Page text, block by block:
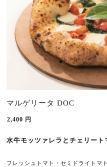
マルゲリータ DOC
2,400 円
水牛モッツァレラとチェリート
フレッシュトマト・セミドライトマ